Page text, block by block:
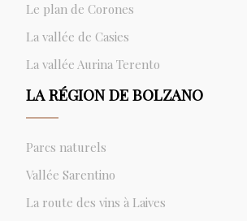
Le plan de Corones
La vallée de Casies
La vallée Aurina Terento
LA RÉGION DE BOLZANO
Parcs naturels
Vallée Sarentino
La route des vins à Laives